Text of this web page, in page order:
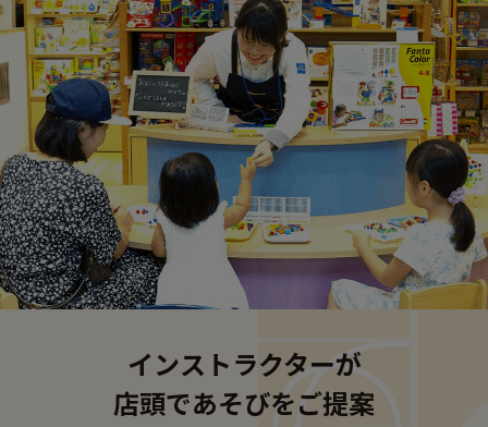
インストラクターが
店頭であそびをご提案